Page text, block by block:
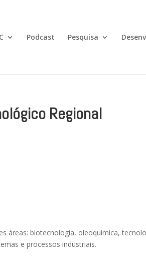
Podcast Pesquisa
Regional
áreas: biotecnologia, oleoquímica,
e processos industriais.